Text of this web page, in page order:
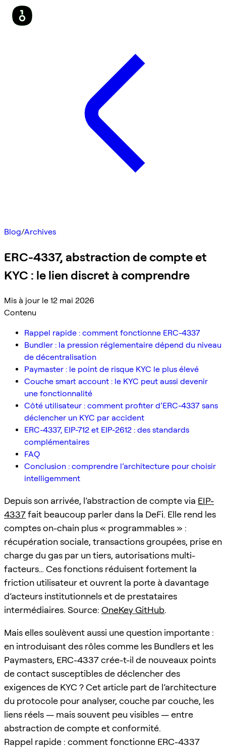
Blog/Archives
ERC-4337, abstraction de compte et
KYC : le lien discret à comprendre
Mis à jour le 12 mai 2026
Contenu
Rappel rapide : comment fonctionne ERC-4337
Bundler : la pression réglementaire dépend du niveau
de décentralisation
Paymaster : le point de risque KYC le plus élevé
Couche smart account : le KYC peut aussi devenir
une fonctionnalité
Côté utilisateur : comment profiter d’ERC-4337 sans
déclencher un KYC par accident
ERC-4337, EIP-712 et EIP-2612 : des standards
complémentaires
FAQ
Conclusion : comprendre l’architecture pour choisir
intelligemment
Depuis son arrivée, l’abstraction de compte via EIP-
4337fait beaucoup parler dans la DeFi. Elle rend les
comptes on-chain plus « programmables » :
récupération sociale, transactions groupées, prise en
charge du gas par un tiers, autorisations multi-
facteurs… Ces fonctions réduisent fortement la
friction utilisateur et ouvrent la porte à davantage
d’acteurs institutionnels et de prestataires
intermédiaires. Source: OneKey GitHub.
Mais elles soulèvent aussi une question importante :
en introduisant des rôles comme les Bundlers et les
Paymasters, ERC-4337 crée-t-il de nouveaux points
de contact susceptibles de déclencher des
exigences de KYC ? Cet article part de l’architecture
du protocole pour analyser, couche par couche, les
liens réels — mais souvent peu visibles — entre
abstraction de compte et conformité.
Rappel rapide : comment fonctionne ERC-4337